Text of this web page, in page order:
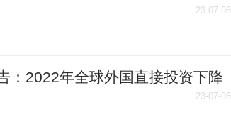
23-07-06
：2022年全球外国直接投资下降
23-07-06